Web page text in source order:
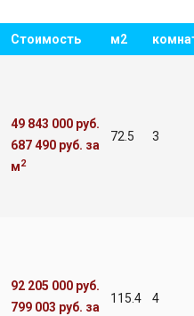
Стоимость м2
49 843 000 руб.
687 490 руб. за
м2
72.5 3
92 205 000 руб.
799 003 руб. за
115.4 4